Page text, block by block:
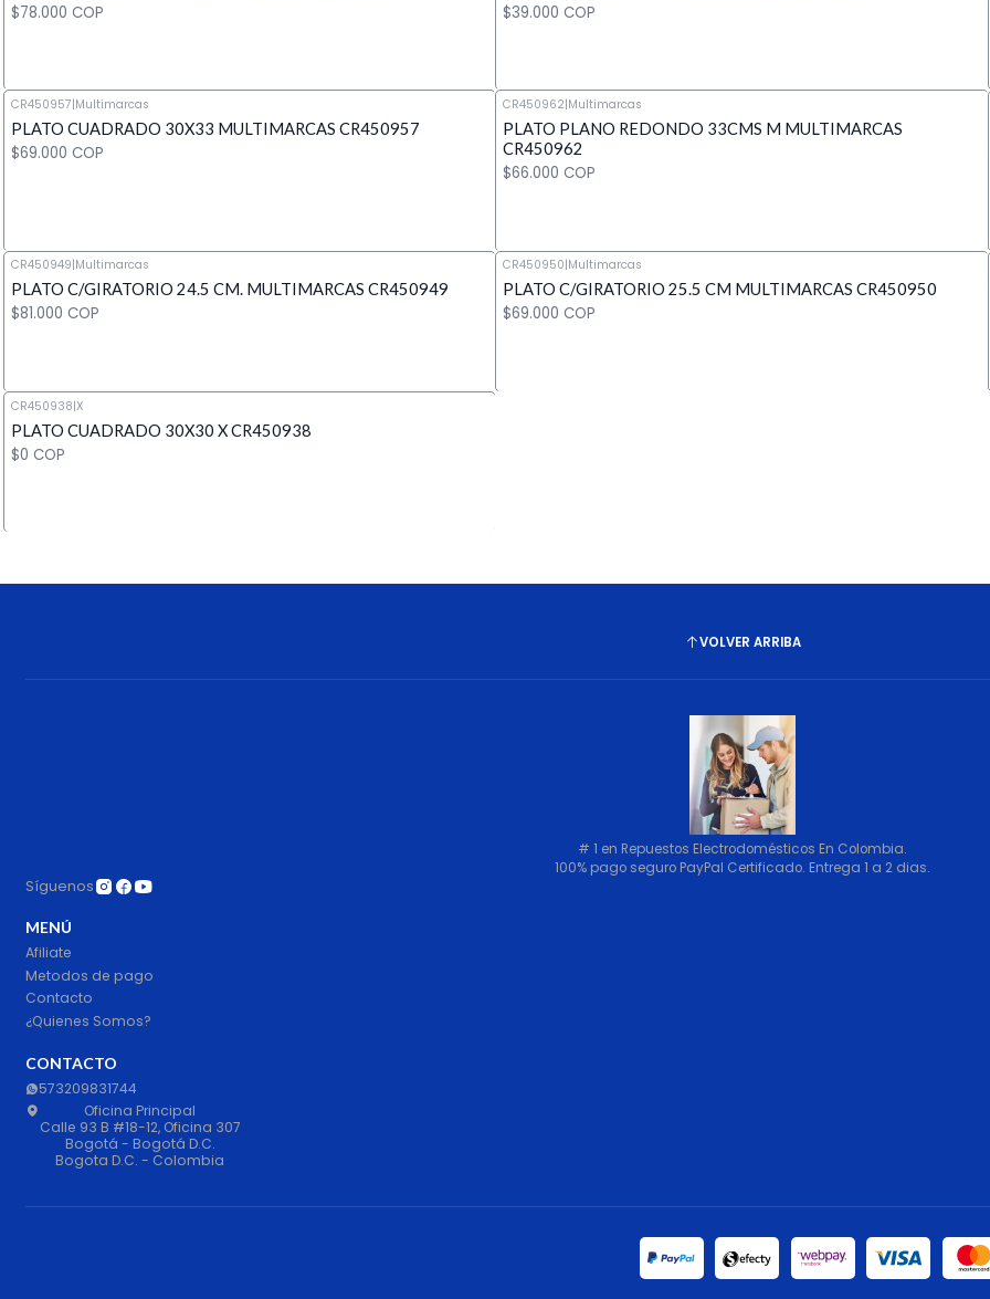
$78.000 COP
Cantidad
$39.000 COP
Cantidad
CR450957|Multimarcas
PLATO CUADRADO 30X33 MULTIMARCAS CR450957
$69.000 COP
Cantidad
CR450962|Multimarcas
PLATO PLANO REDONDO 33CMS M MULTIMARCAS
CR450962
$66.000 COP
Cantidad
CR450949|Multimarcas
PLATO C/GIRATORIO 24.5 CM. MULTIMARCAS CR450949
$81.000 COP
Cantidad
CR450950|Multimarcas
PLATO C/GIRATORIO 25.5 CM MULTIMARCAS CR450950
$69.000 COP
CR450938|X
PLATO CUADRADO 30X30 X CR450938
$0 COP
Cantidad
VOLVER ARRIBA
# 1 en Repuestos Electrodomésticos En Colombia.
100% pago seguro PayPal Certificado. Entrega 1 a 2 dias.
Síguenos
MENÚ
Afiliate
Metodos de pago
Contacto
¿Quienes Somos?
CONTACTO
573209831744
Oficina Principal
Calle 93 B #18-12, Oficina 307
Bogotá - Bogotá D.C.
Bogota D.C. - Colombia